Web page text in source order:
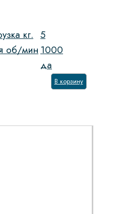
кг. 5
об/мин 1000
да
В корзину